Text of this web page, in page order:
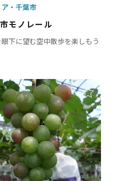
資産
大山
かずさ
木更
市
モノレール
下に望む空中散歩を楽しもう
千葉市